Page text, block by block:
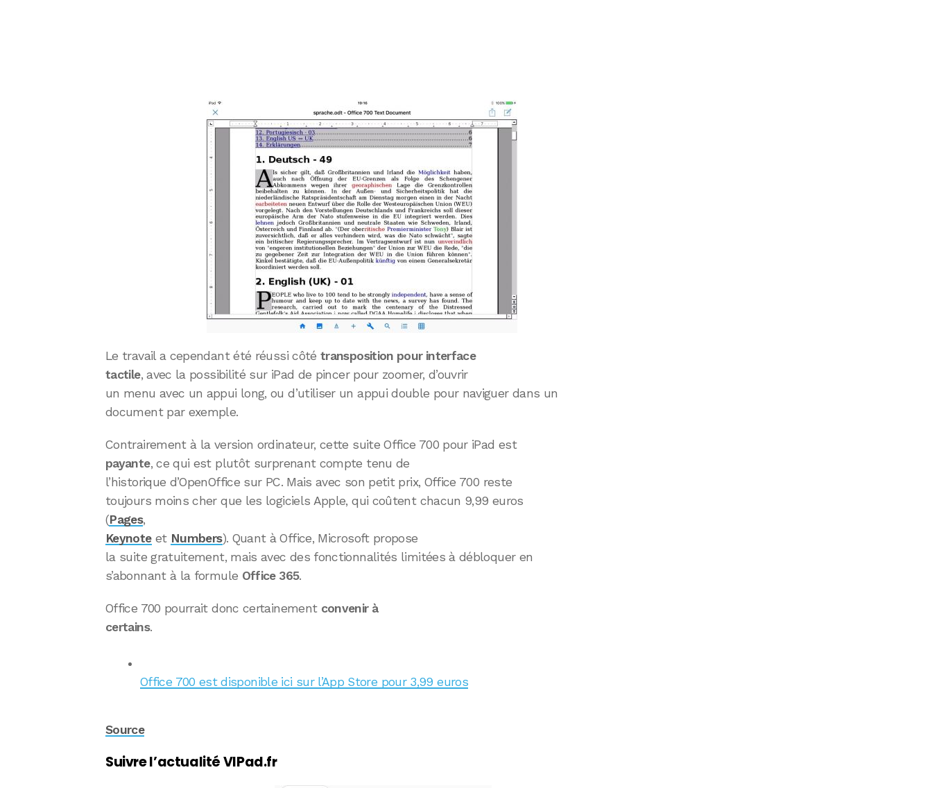
Le travail a cependant été réussi côtétransposition pour interface
tactile, avec la possibilité sur iPad de pincer pour zoomer, d’ouvrir
un menu avec un appui long, ou d’utiliser un appui double pour naviguer dans un
document par exemple.
Contrairement à la version ordinateur, cette suite Office 700 pour iPad est
payante, ce qui est plutôt surprenant compte tenu de
l’historique d’OpenOffice sur PC. Mais avec son petit prix, Office 700 reste
toujours moins cher que les logiciels Apple, qui coûtent chacun 9,99 euros
(Pages,
Keynoteet Numbers). Quant à Office, Microsoft propose
la suite gratuitement, mais avec des fonctionnalités limitées à débloquer en
s’abonnant à la formule Office 365.
Office 700 pourrait donc certainement convenir à
certains.
Office 700 est disponible ici sur l’App Store pour 3,99 euros
Source
Suivre l’actualité VIPad.fr